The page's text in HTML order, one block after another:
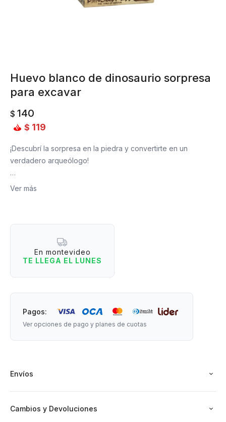
Huevo blanco de dinosaurio sorpresa
para excavar
$ 140
$ 119
¡Descubrí la sorpresa en la piedra y convertirte en un
verdadero arqueólogo!
Agrégale un poquito de agua y comenzá tu aventura de
Medida:
- Huevo: 5 cm de ancho x 7 cm de altura.
- Pico: 9,5 cm de largo.
Ver más
En montevideo
TE LLEGA EL LUNES
Pagos:
Ver opciones de pago y planes de cuotas
Envíos
Cambios y Devoluciones